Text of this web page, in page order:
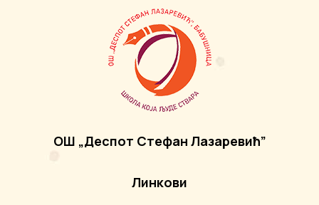
ОШ „Деспот Стефан Лазаревић”
Линкови